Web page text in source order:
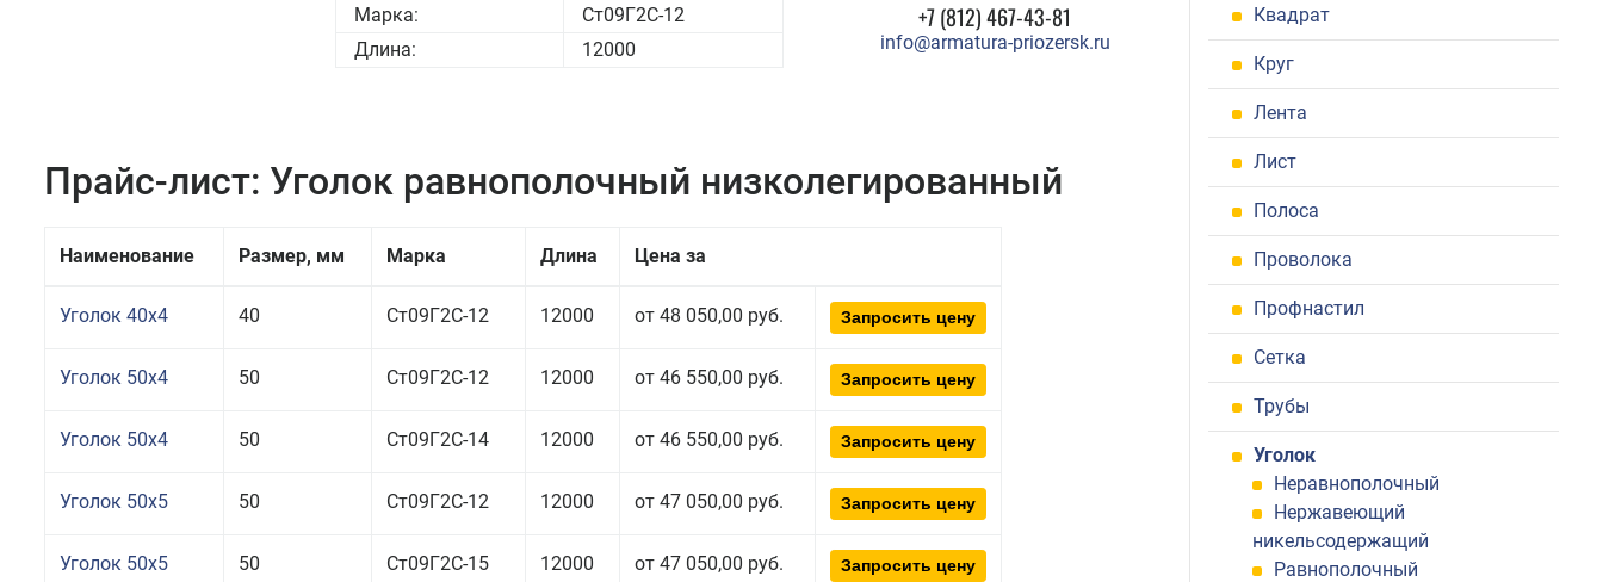
Марка:
Ст09Г2С-12
Длина:
12000
+7 (812) 467-43-81
info@armatura-priozersk.ru
Прайс-лист: Уголок равнополочный низколегированный
Наименование Размер, мм Марка Длина Цена за
Уголок 40x4 40 Ст09Г2С-12 12000 от 48 050,00 руб. Запросить цену
Уголок 50x4 50 Ст09Г2С-12 12000 от 46 550,00 руб. Запросить цену
Уголок 50x4 50 Ст09Г2С-14 12000 от 46 550,00 руб. Запросить цену
Уголок 50x5 50 Ст09Г2С-12 12000 от 47 050,00 руб. Запросить цену
Уголок 50x5 50 Ст09Г2С-15 12000 от 47 050,00 руб. Запросить цену
Квадрат
Круг
Лента
Лист
Полоса
Проволока
Профнастил
Сетка
Трубы
Уголок
Неравнополочный
Нержавеющий
никельсодержащий
Равнополочный